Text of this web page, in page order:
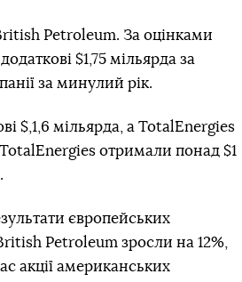
Petroleum. За оцінками
$1,75 мільярда за
за минулий рік.
$,1,6 мільярда, а TotalEnergies
отримали понад $1
європейських
Petroleum зросли на 12%,
акції американських